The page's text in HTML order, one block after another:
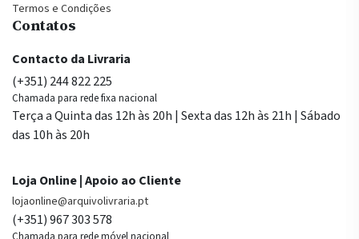
Termos e Condições
Contatos
Contacto da Livraria
(+351) 244 822 225
Chamada para rede fixa nacional
Terça a Quinta das 12h às 20h | Sexta das 12h às 21h | Sábado
das 10h às 20h
Loja Online | Apoio ao Cliente
lojaonline@arquivolivraria.pt
(+351) 967 303 578